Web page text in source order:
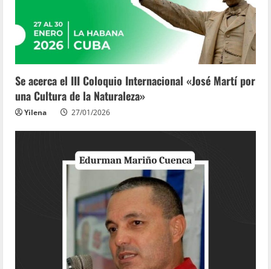
Se acerca el III Coloquio Internacional «José Martí por
una Cultura de la Naturaleza»
Yilena 27/01/2026